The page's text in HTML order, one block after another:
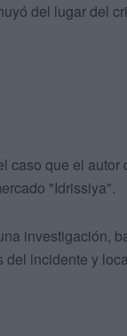
del lugar del
caso que el autor
"Idrissiya".
investigación,
incidente y